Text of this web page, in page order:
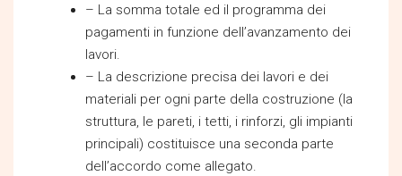
– La somma totale ed il programma dei
pagamenti in funzione dell’avanzamento dei
lavori.
– La descrizione precisa dei lavori e dei
materiali per ogni parte della costruzione (la
struttura, le pareti, i tetti, i rinforzi, gli impianti
principali) costituisce una seconda parte
dell’accordo come allegato.